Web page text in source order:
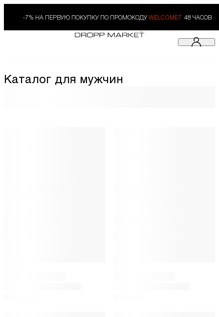
-7% НА ПЕРВУЮ ПОКУПКУ ПО ПРОМОКОДУ WELCOME7. 48 ЧАСОВ
Каталог для мужчин